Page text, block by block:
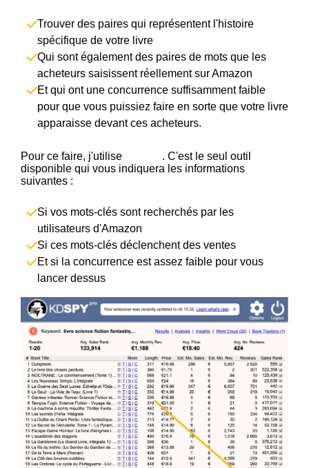
Trouver des paires qui représentent l'histoire
spécifique de votre livre
Qui sont également des paires de mots que les
acheteurs saisissent réellement sur Amazon
Et qui ont une concurrence suffisamment faible
pour que vous puissiez faire en sorte que votre livre
apparaisse devant ces acheteurs.
Pour ce faire, j'utilise
. C'est le seul outil
disponible qui vous indiquera les informations
suivantes :
Si vos mots-clés sont recherchés par les
utilisateurs d'Amazon
Si ces mots-clés déclenchent des ventes
Et si la concurrence est assez faible pour vous
lancer dessus